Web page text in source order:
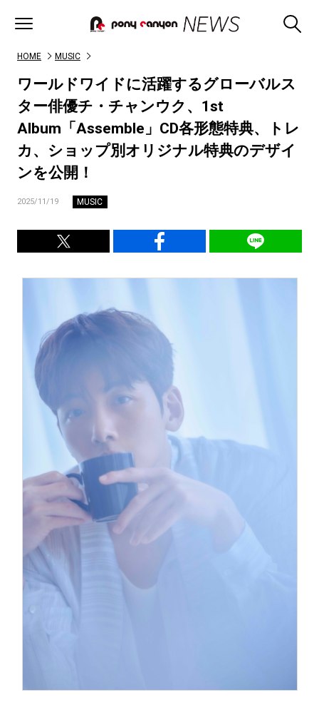
HOME MUSIC
ワールドワイドに活躍するグローバルス
ター俳優チ・チャンウク、1st
Album「Assemble」CD各形態特典、トレ
カ、ショップ別オリジナル特典のデザイ
ンを公開！
2025/11/19 MUSIC